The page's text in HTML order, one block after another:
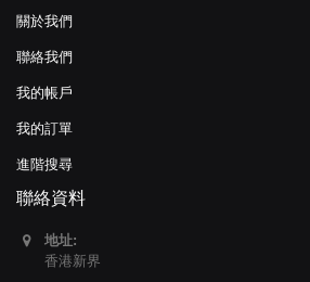
關於我們
聯絡我們
我的帳戶
我的訂單
進階搜尋
聯絡資料
地址:
香港新界